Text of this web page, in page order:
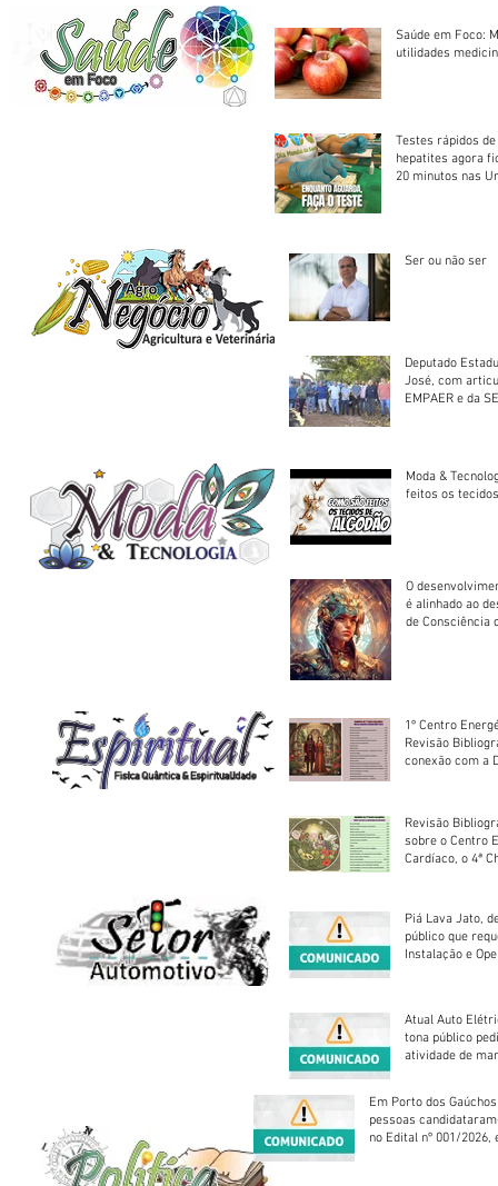
Saúde em Foco:
utilidades
Testes rápidos
hepatites agora
20 minutos nas
Ser ou não ser
Deputado
José, com
EMPAER e da
Moda &
feitos os
O
é alinhado ao
de Consciência
1º Centro
Revisão
conexão com a
Revisão
sobre o Centro
Cardíaco, o 4ª
Piá Lava Jato,
público que
Instalação e
Atual Auto
tona público
atividade de
Em Porto dos
pessoas
no Edital nº 001/2026,